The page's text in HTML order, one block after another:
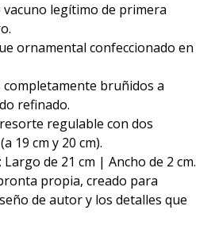
legítimo de primera
ornamental confeccionado en
bruñidos a
refinado.
regulable con dos
19 cm y 20 cm).
de 21 cm | Ancho de 2 cm.
propia, creado para
de autor y los detalles que